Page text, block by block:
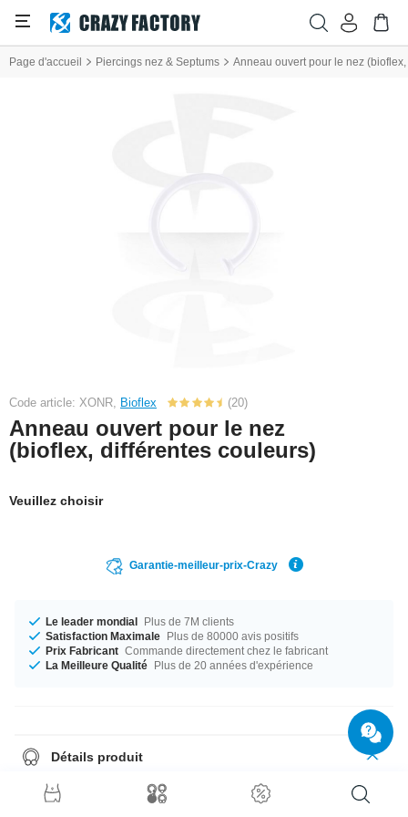
Page d'accueil Piercings nez & Septums Anneau ouvert pour le nez
Code article: XONR, Bioflex (20)
Anneau ouvert pour le nez
(bioflex, différentes couleurs)
Veuillez choisir
Garantie-meilleur-prix-Crazy
Le leader mondial Plus de 7M clients
Satisfaction Maximale Plus de 80000 avis positifs
Prix Fabricant Commande directement chez le fabricant
La Meilleure Qualité Plus de 20 années d'expérience
Détails produit
Le parfait compagnon pour toutes les occasions... disponible du calibre
0.8 mm au 1.0 mm. Le parfait compagnon pour toutes les occasions...